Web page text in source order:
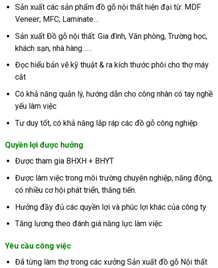
Sản xuất các sản phẩm đồ gỗ nội thất hiện đại từ: MDF
Veneer; MFC; Laminate…
Sản xuất Đồ gỗ nội thất: Gia đình, Văn phòng, Trường học,
khách sạn, nhà hàng……
Đọc hiểu bản vẽ kỹ thuật & ra kích thước phôi cho thợ máy
cắt
Có khả năng quản lý, hướng dẫn cho công nhân có tay nghề
yếu làm việc
Tư duy tốt, có khả năng lắp ráp các đồ gỗ công nghiệp
Quyền lợi được hưởng
Được tham gia BHXH + BHYT
Được làm việc trong môi trường chuyên nghiệp, năng động,
có nhiều cơ hội phát triển, thăng tiến.
Hưởng đầy đủ các quyền lợi và phúc lợi khác của công ty
Tăng lương theo đánh giá năng lực làm việc
Yêu cầu công việc
Đã từng làm thợ trong các xưởng Sản xuất đồ gỗ Nội thất